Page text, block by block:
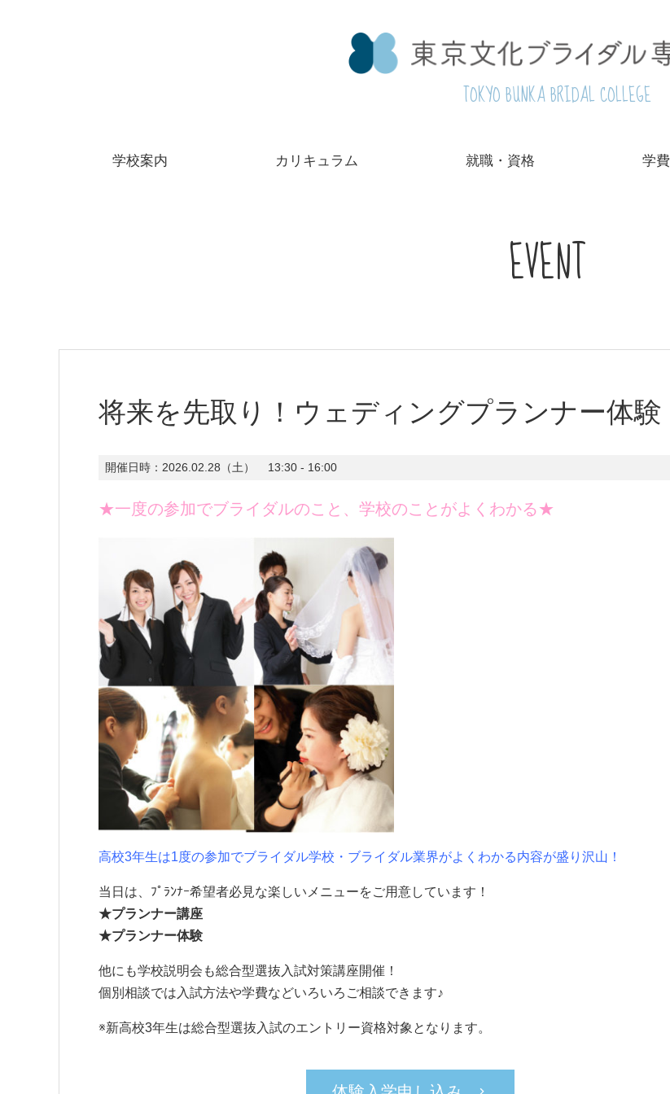
TOKYO BUNKA BRIDAL COLLEGE
学校案内 カリキュラム 就職・資格 学費
EVENT
将来を先取り！ウェディングプランナー体験
開催日時： 2026.02.28（土） 13:30 - 16:00
★一度の参加でブライダルのこと、学校のことがよくわかる★
高校3年生は1度の参加でブライダル学校・ブライダル業界がよくわかる内容が盛り沢山！
当日は、ﾌﾟﾗﾝﾅｰ希望者必見な楽しいメニューをご用意しています！
★プランナー講座
★プランナー体験
他にも学校説明会も総合型選抜入試対策講座開催！
個別相談では入試方法や学費などいろいろご相談できます♪
※新高校3年生は総合型選抜入試のエントリー資格対象となります。